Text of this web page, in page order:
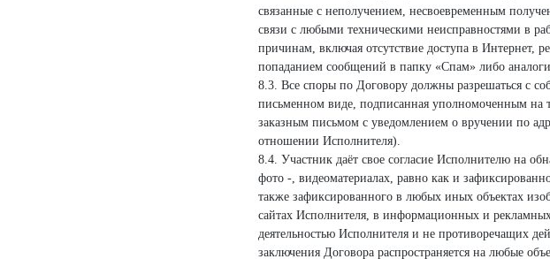
связанные с неполучением, несвоевременным
связи с любыми техническими неисправностями в
причинам, включая отсутствие доступа в Интернет,
попаданием сообщений в папку «Спам» либо
8.3. Все споры по Договору должны разрешаться с
письменном виде, подписанная уполномоченным на
заказным письмом с уведомлением о вручении по
отношении Исполнителя).
8.4. Участник даёт свое согласие Исполнителю на
фото -, видеоматериалах, равно как и
также зафиксированного в любых иных объектах
сайтах Исполнителя, в информационных и
деятельностью Исполнителя и не противоречащих
заключения Договора распространяется на любые